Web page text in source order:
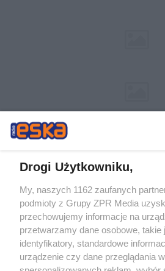
Żaden utwór zamieszczony w serwisie nie
rozpowszechniany lub dalej
tym także elektroniczny lub mechaniczny)
eksploatacji w jakiejkolwiek formie, włącznie
Internecie bez pisemnej zgody właściciela
wykorzystanie utworów w całości lub w
tzn. bez właściwej zgody, jest zabronione
ścigane prawnie.
Drogi Użytkowniku,
My, naszych 1162 zaufanych
podmioty z Grupy ZPR Media
przechowujemy informacje na
przetwarzamy dane osobowe, takie
identyfikatory, standardowe
urządzenie czy dane przeglądania